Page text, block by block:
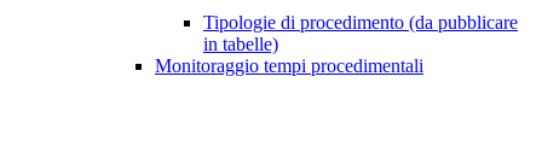
Tipologie di procedimento (da pubblicare
in tabelle)
Monitoraggio tempi procedimentali